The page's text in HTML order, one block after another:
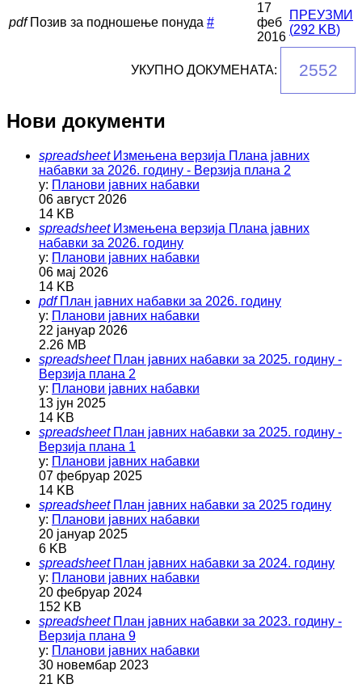
pdf Позив за подношење понуда #
17
феб
2016
ПРЕУЗМИ
(292 KB)
УКУПНО ДОКУМЕНАТА: 2552
Нови документи
spreadsheet Измењена верзија Плана јавних
набавки за 2026. годину - Верзија плана 2
у: Планови јавних набавки
06 август 2026
14 KB
spreadsheet Измењена верзија Плана јавних
набавки за 2026. годину
у: Планови јавних набавки
06 мај 2026
14 KB
pdf План јавних набавки за 2026. годину
у: Планови јавних набавки
22 јануар 2026
2.26 MB
spreadsheet План јавних набавки за 2025. годину -
Верзија плана 2
у: Планови јавних набавки
13 јун 2025
14 KB
spreadsheet План јавних набавки за 2025. годину -
Верзија плана 1
у: Планови јавних набавки
07 фебруар 2025
14 KB
spreadsheet План јавних набавки за 2025 годину
у: Планови јавних набавки
20 јануар 2025
6 KB
spreadsheet План јавних набавки за 2024. годину
у: Планови јавних набавки
20 фебруар 2024
152 KB
spreadsheet План јавних набавки за 2023. годину -
Верзија плана 9
у: Планови јавних набавки
30 новембар 2023
21 KB